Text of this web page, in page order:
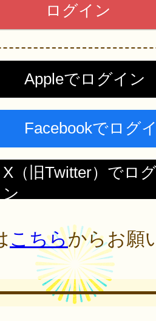
Appleでログイン
Facebookでログ
X（旧Twitter）でロ
ン
こちらからお願